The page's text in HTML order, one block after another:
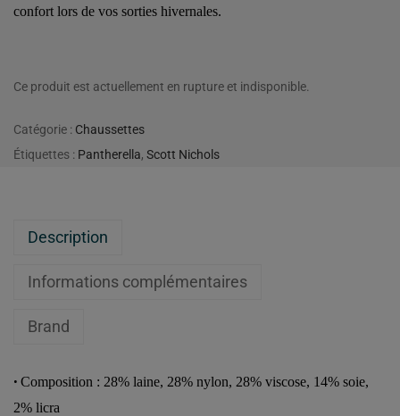
confort lors de vos sorties hivernales.
Ce produit est actuellement en rupture et indisponible.
Catégorie : Chaussettes
Étiquettes : Pantherella, Scott Nichols
Description
Informations complémentaires
Brand
• Composition : 28% laine, 28% nylon, 28% viscose, 14% soie,
2% licra